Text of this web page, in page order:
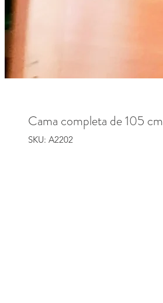
Cama completa de 105 cm
SKU: A2202